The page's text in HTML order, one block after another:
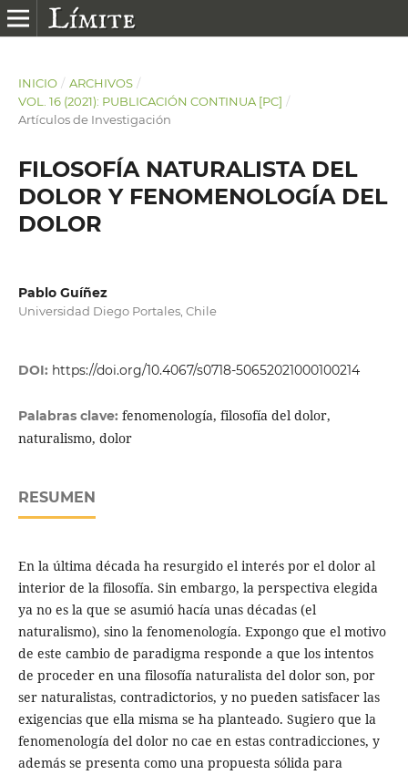
INICIO / ARCHIVOS /
VOL. 16 (2021): PUBLICACIÓN CONTINUA [PC] /
Artículos de Investigación
FILOSOFÍA NATURALISTA DEL
DOLOR Y FENOMENOLOGÍA DEL
DOLOR
Pablo Guíñez
Universidad Diego Portales, Chile
DOI: https://doi.org/10.4067/s0718-50652021000100214
Palabras clave: fenomenología, filosofía del dolor,
naturalismo, dolor
RESUMEN
En la última década ha resurgido el interés por el dolor al
interior de la filosofía. Sin embargo, la perspectiva elegida
ya no es la que se asumió hacía unas décadas (el
naturalismo), sino la fenomenología. Expongo que el motivo
de este cambio de paradigma responde a que los intentos
de proceder en una filosofía naturalista del dolor son, por
ser naturalistas, contradictorios, y no pueden satisfacer las
exigencias que ella misma se ha planteado. Sugiero que la
fenomenología del dolor no cae en estas contradicciones, y
además se presenta como una propuesta sólida para